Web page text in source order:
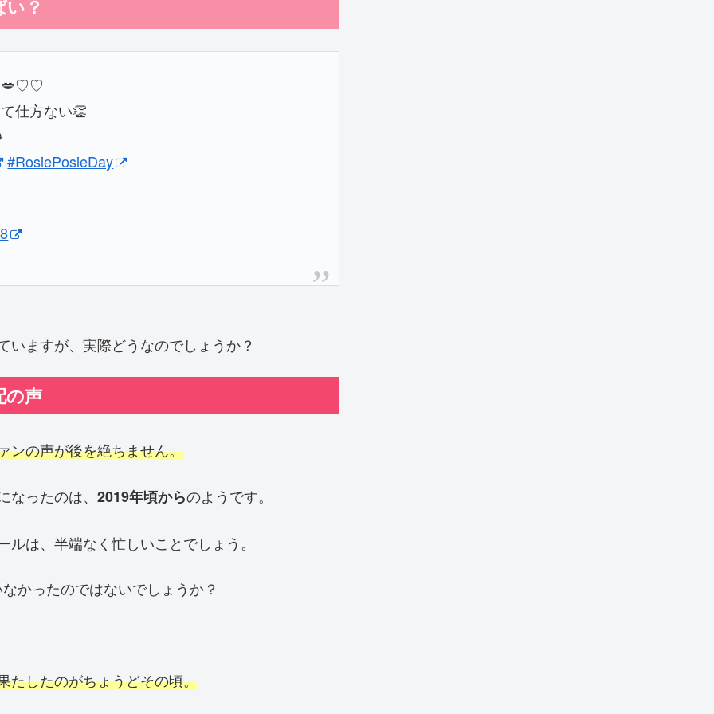
？
仕方ない👏
#RosiePosieDay
ますが、実際どうなのでしょうか？
の声
ンの声が後を絶ちません。
ったのは、 2019年頃からのようです。
は、半端なく忙しいことでしょう。
かったのではないでしょうか？
たしたのがちょうどその頃。